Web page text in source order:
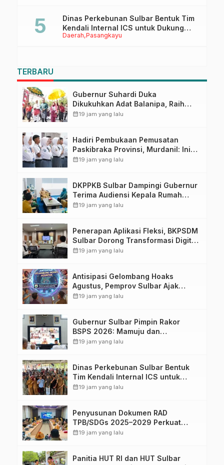
Daerah Pasangkayu
Dinas Perkebunan Sulbar Bentuk Tim
Kendali Internal ICS untuk Dukung
Sertifikasi ISPO Pekebun di
TERBARU
Gubernur Suhardi Duka
Dikukuhkan Adat Balanipa, Raih
Gelar Sulo Tappidena
calendar_month19 jam yang lalu
Hadiri Pembukaan Pemusatan
Paskibraka Provinsi, Murdanil: Ini
Membentuk Karakter Hingga
calendar_month19 jam yang lalu
DKPPKB Sulbar Dampingi Gubernur
Terima Audiensi Kepala Rumah
Sakit TK. III Punggawa Malolo
calendar_month19 jam yang lalu
Penerapan Aplikasi Fleksi, BKPSDM
Sulbar Dorong Transformasi Digital
Sistem Kehadiran ASN
calendar_month19 jam yang lalu
Antisipasi Gelombang Hoaks
Agustus, Pemprov Sulbar Ajak
Warga Jaga Ruang Digital
calendar_month19 jam yang lalu
Gubernur Sulbar Pimpin Rakor
BSPS 2026: Mamuju dan
Pasangkayu Masih Nol Realisasi
calendar_month19 jam yang lalu
Dinas Perkebunan Sulbar Bentuk
Tim Kendali Internal ICS untuk
Dukung Sertifikasi ISPO Pekebun di
calendar_month19 jam yang lalu
Penyusunan Dokumen RAD
TPB/SDGs 2025–2029 Perkuat
Arah Pembangunan Berkelanjutan
calendar_month19 jam yang lalu
Panitia HUT RI dan HUT Sulbar